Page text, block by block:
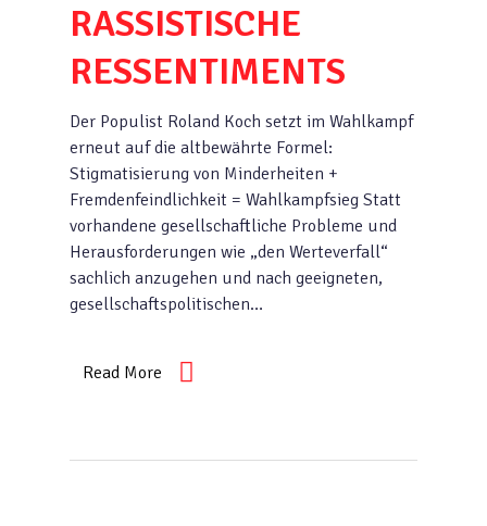
RASSISTISCHE
RESSENTIMENTS
Der Populist Roland Koch setzt im Wahlkampf
erneut auf die altbewährte Formel:
Stigmatisierung von Minderheiten +
Fremdenfeindlichkeit = Wahlkampfsieg Statt
vorhandene gesellschaftliche Probleme und
Herausforderungen wie „den Werteverfall“
sachlich anzugehen und nach geeigneten,
gesellschaftspolitischen…
Read More